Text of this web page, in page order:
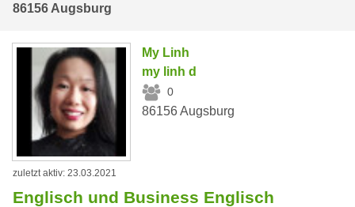
86156 Augsburg
My Linh
my linh d
0
86156 Augsburg
zuletzt aktiv: 23.03.2021
Englisch und Business Englisch